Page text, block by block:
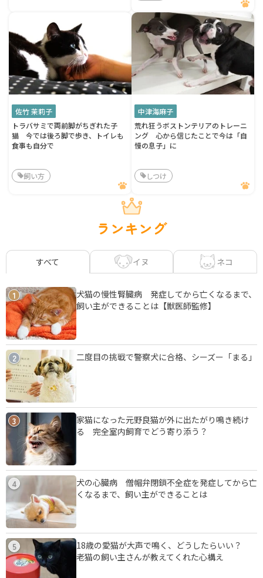
佐竹 茉莉子
トラバサミで両前脚がちぎれた子
猫 今では後ろ脚で歩き、トイレも
食事も自分で
飼い方
中津海麻子
荒れ狂うボストンテリアのトレーニ
ング 心から信じたことで今は「自
慢の息子」に
しつけ
ランキング
すべて イヌ ネコ
1
犬猫の慢性腎臓病 発症してから亡くなるまで、
飼い主ができることは【獣医師監修】
2 二度目の挑戦で警察犬に合格、シーズー「まる」
3
家猫になった元野良猫が外に出たがり鳴き続け
る 完全室内飼育でどう寄り添う？
4
犬の心臓病 僧帽弁閉鎖不全症を発症してから亡
くなるまで、飼い主ができることは
5
18歳の愛猫が大声で鳴く、どうしたらいい？
老猫の飼い主さんが教えてくれた心構え